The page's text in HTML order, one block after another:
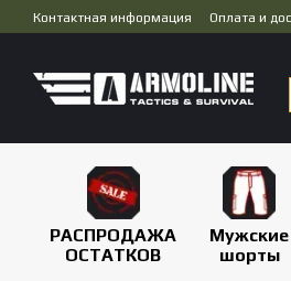
Перейти к основному контенту
Контактная информация Оплата и
РАСПРОДАЖА
ОСТАТКОВ
Мужские
шорты